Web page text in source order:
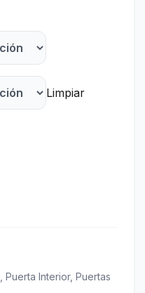
Limpiar
Puerta Interior, Puertas